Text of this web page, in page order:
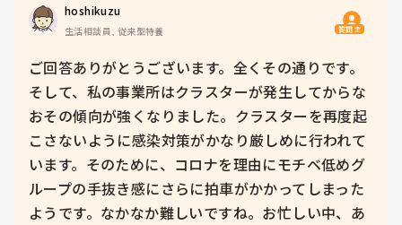
hoshikuzu
生活相談員, 従来型特養 質問主
ご回答ありがとうございます。全くその通りです。
そして、私の事業所はクラスターが発生してからな
おその傾向が強くなりました。クラスターを再度起
こさないように感染対策がかなり厳しめに行われて
います。そのために、コロナを理由にモチベ低めグ
ループの手抜き感にさらに拍車がかかってしまった
ようです。なかなか難しいですね。お忙しい中、あ